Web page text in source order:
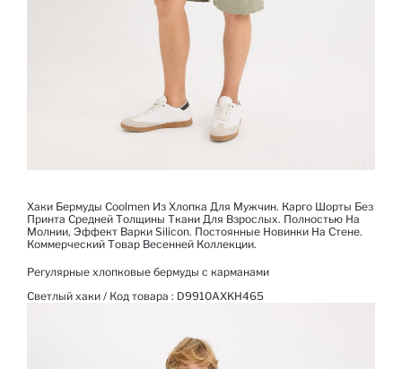
Хаки Бермуды Coolmen Из Хлопка Для Мужчин. Карго Шорты Без
Принта Средней Толщины Ткани Для Взрослых. Полностью На
Молнии, Эффект Варки Silicon. Постоянные Новинки На Стене.
Коммерческий Товар Весенней Коллекции.
Регулярные хлопковые бермуды с карманами
Светлый хаки / Код товара : D9910AXKH465